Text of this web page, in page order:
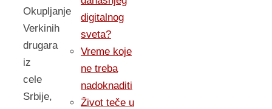
Okupljanje
Verkinih
drugara
iz
cele
Srbije,
digitalnog
sveta?
Vreme koje
ne treba
nadoknaditi
Život teče u